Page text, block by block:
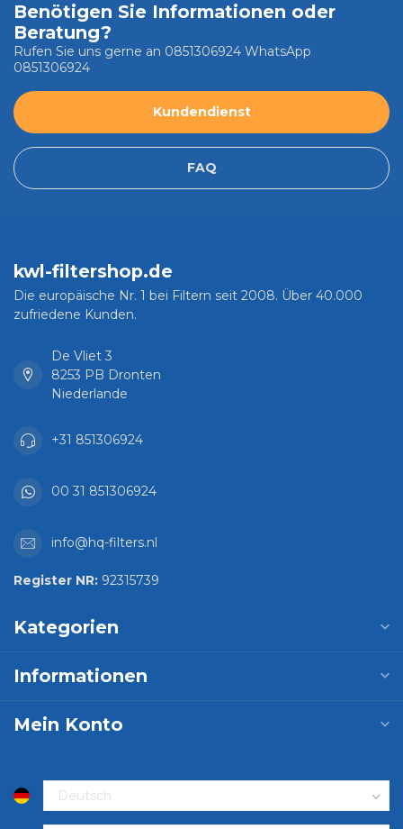
Benötigen Sie Informationen oder
Beratung?
Rufen Sie uns gerne an 0851306924 WhatsApp
0851306924
Kundendienst
FAQ
kwl-filtershop.de
Die europäische Nr. 1 bei Filtern seit 2008. Über 40.000
zufriedene Kunden.
De Vliet 3
8253 PB Dronten
Niederlande
+31 851306924
00 31 851306924
info@hq-filters.nl
Register NR: 92315739
Kategorien
Informationen
Mein Konto